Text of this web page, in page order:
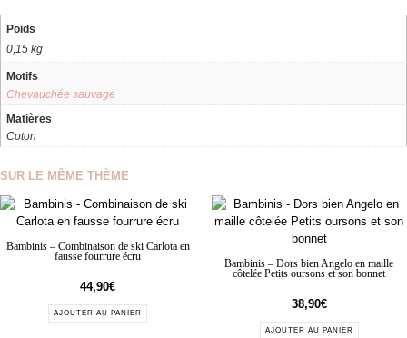
Poids
0,15 kg
Motifs
Chevauchée sauvage
Matières
Coton
SUR LE MÊME THÈME
Bambinis – Combinaison de ski Carlota en
fausse fourrure écru
44,90€
AJOUTER AU PANIER
Bambinis – Dors bien Angelo en maille
côtelée Petits oursons et son bonnet
38,90€
AJOUTER AU PANIER